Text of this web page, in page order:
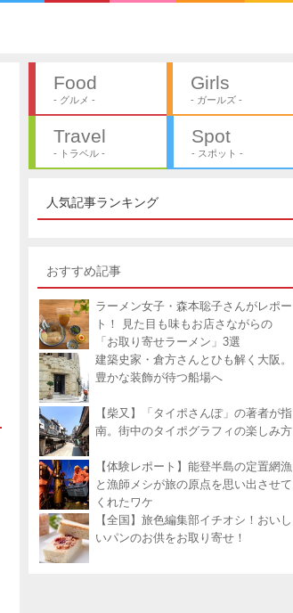
Food
- グルメ -
Girls
- ガールズ -
Travel
- トラベル -
Spot
- スポット -
人気記事ランキング
おすすめ記事
ラーメン女子・森本聡子さんがレポー
ト！ 見た目も味もお店さながらの
「お取り寄せラーメン」3選
建築史家・倉方さんとひも解く大阪。
豊かな装飾が待つ船場へ
【柴又】「タイポさんぽ」の著者が指
南。街中のタイポグラフィの楽しみ方
【体験レポート】能登半島の定置網漁
と漁師メシが旅の原点を思い出させて
くれたワケ
【全国】旅色編集部イチオシ！おいし
いパンのお供をお取り寄せ！